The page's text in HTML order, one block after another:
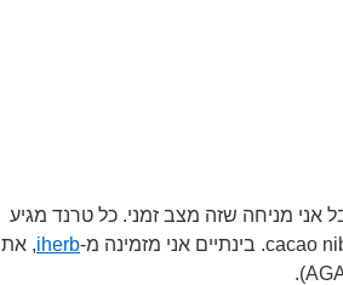
אני מניחה שזה מצב זמני. כל טרנד מגיע
iherb, את